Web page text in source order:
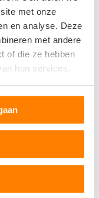
met onze
en analyse. Deze
met andere
of die ze hebben
hun services.